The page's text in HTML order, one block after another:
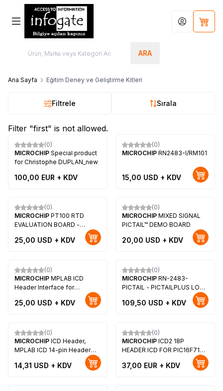
ARA
Hesabım
Ana Sayfa Eğitim Deney ve Geliştirme Kitleri
Filtrele Sırala
Filter "first" is not allowed.
(0)
MICROCHIP Special product
for Christophe DUPLAN_new
100,00 EUR + KDV
Yeni
(0)
MICROCHIP RN2483-I/RM101
15,00 USD + KDV
Yeni
(0)
MICROCHIP PT100 RTD
EVALUATION BOARD -
25,00 USD + KDV
Yeni
(0)
MICROCHIP MIXED SIGNAL
PICTAIL™ DEMO BOARD
20,00 USD + KDV
Yeni
(0)
MICROCHIP MPLAB ICD
Header Interface for
25,00 USD + KDV
Yeni
(0)
MICROCHIP RN-2483-
PICTAIL - PICTAILPLUS LORA
109,50 USD + KDV
Yeni
(0)
MICROCHIP ICD Header,
MPLAB ICD 14-pin Header
PIC16F684 - AC162055
14,31 USD + KDV
Yeni
(0)
MICROCHIP ICD2 18P
HEADER ICD FOR PIC16F716 -
37,00 EUR + KDV